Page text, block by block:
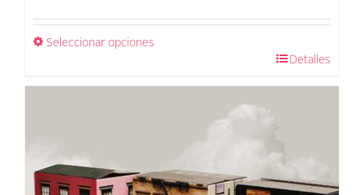
Seleccionar opciones
Detalles